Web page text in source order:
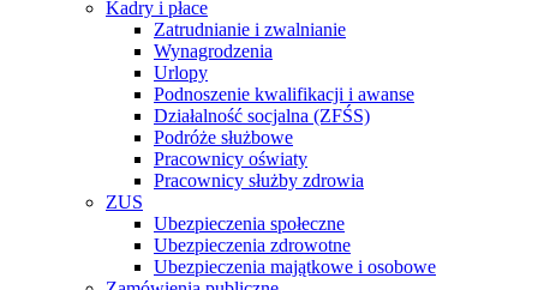
Kadry i płace
Zatrudnianie i zwalnianie
Wynagrodzenia
Urlopy
Podnoszenie kwalifikacji i awanse
Działalność socjalna (ZFŚS)
Podróże służbowe
Pracownicy oświaty
Pracownicy służby zdrowia
ZUS
Ubezpieczenia społeczne
Ubezpieczenia zdrowotne
Ubezpieczenia majątkowe i osobowe